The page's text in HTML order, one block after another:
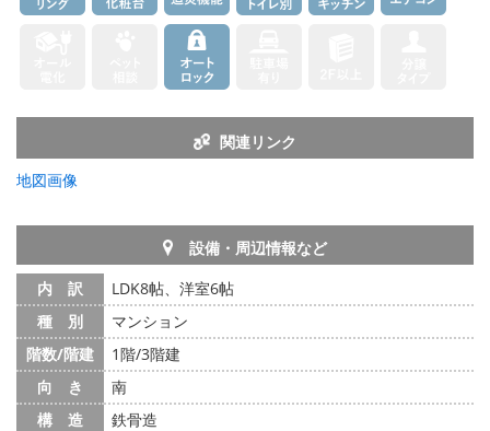
関連リンク
地図画像
設備・周辺情報など
内 訳
LDK8帖、洋室6帖
種 別
マンション
階数/階建
1階/3階建
向 き
南
構 造
鉄骨造